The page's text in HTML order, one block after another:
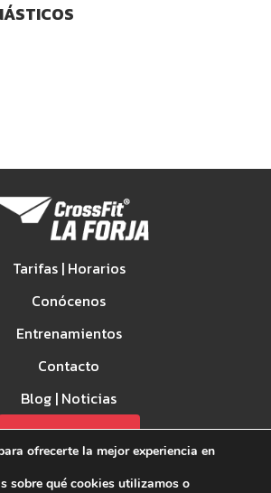
Tarifas | Horarios
Conócenos
Entrenamientos
Contacto
Blog | Noticias
ofrecerte la mejor experiencia en
sobre qué cookies utilizamos o